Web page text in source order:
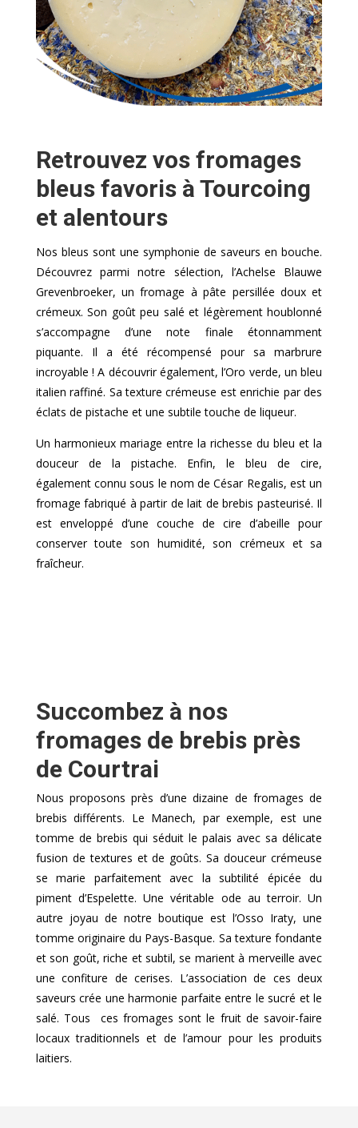
Retrouvez vos fromages
bleus favoris à Tourcoing
et alentours
Nos bleus sont une symphonie de saveurs en bouche.
Découvrez parmi notre sélection, l’Achelse Blauwe
Grevenbroeker, un fromage à pâte persillée doux et
crémeux. Son goût peu salé et légèrement houblonné
s’accompagne d’une note finale étonnamment
piquante. Il a été récompensé pour sa marbrure
incroyable ! A découvrir également, l’Oro verde, un bleu
italien raffiné. Sa texture crémeuse est enrichie par des
éclats de pistache et une subtile touche de liqueur.
Un harmonieux mariage entre la richesse du bleu et la
douceur de la pistache. Enfin, le bleu de cire,
également connu sous le nom de César Regalis, est un
fromage fabriqué à partir de lait de brebis pasteurisé. Il
est enveloppé d’une couche de cire d’abeille pour
conserver toute son humidité, son crémeux et sa
fraîcheur.
Succombez à nos
fromages de brebis près
de Courtrai
Nous proposons près d’une dizaine de fromages de
brebis différents. Le Manech, par exemple, est une
tomme de brebis qui séduit le palais avec sa délicate
fusion de textures et de goûts. Sa douceur crémeuse
se marie parfaitement avec la subtilité épicée du
piment d’Espelette. Une véritable ode au terroir. Un
autre joyau de notre boutique est l’Osso Iraty, une
tomme originaire du Pays-Basque. Sa texture fondante
et son goût, riche et subtil, se marient à merveille avec
une confiture de cerises. L’association de ces deux
saveurs crée une harmonie parfaite entre le sucré et le
salé. Tous ces fromages sont le fruit de savoir-faire
locaux traditionnels et de l’amour pour les produits
laitiers.